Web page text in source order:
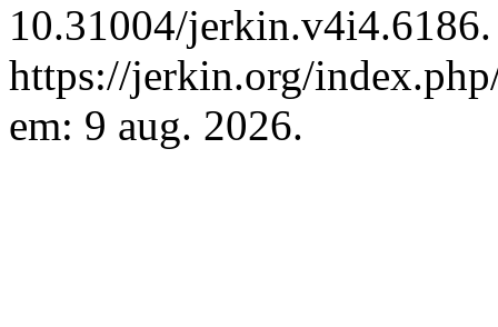
10.31004/
https://jerkin.org/
em: 9 aug. 2026.